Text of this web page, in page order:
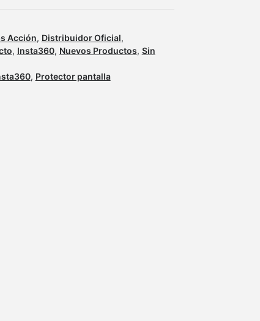
Acción, Distribuidor Oficial,
, Insta360, Nuevos Productos, Sin
, Protector pantalla